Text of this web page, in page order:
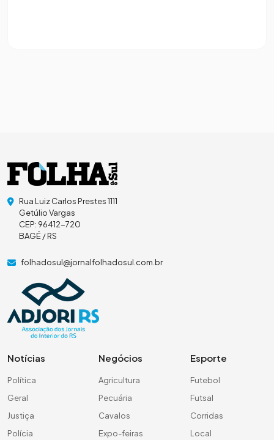
Rua Luiz Carlos Prestes 1111
Getúlio Vargas
CEP: 96412-720
BAGÉ / RS
folhadosul@jornalfolhadosul.com.br
Notícias
Política
Geral
Justiça
Polícia
Negócios
Agricultura
Pecuária
Cavalos
Expo-feiras
Esporte
Futebol
Futsal
Corridas
Local